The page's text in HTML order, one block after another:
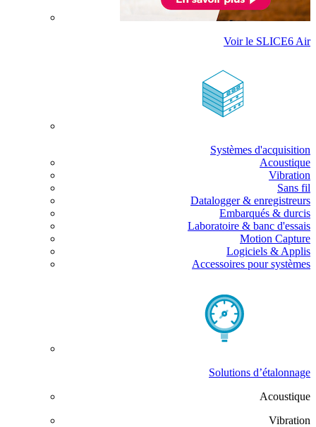
Voir le SLICE6 Air
Systèmes d'acquisition
Acoustique
Vibration
Sans fil
Datalogger & enregistreurs
Embarqués & durcis
Laboratoire & banc d'essais
Motion Capture
Logiciels & Applis
Accessoires pour systèmes
Solutions d’étalonnage
Acoustique
Vibration